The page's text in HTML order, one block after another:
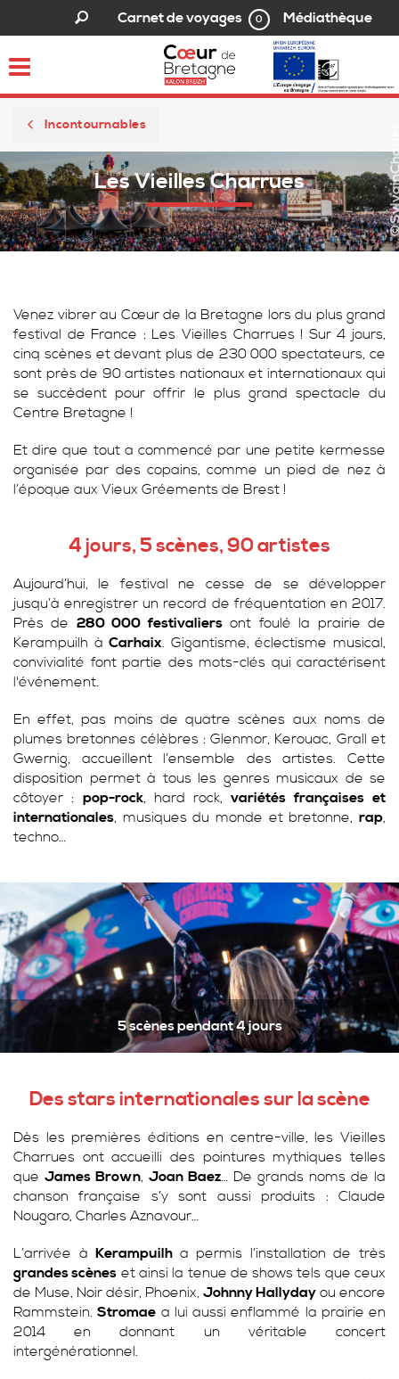
Carnet de voyages 0 Médiathèque
Toggle
Incontournables
Les Vieilles Charrues
Venez vibrer au Cœur de la Bretagne lors du plus grand
festival de France : Les Vieilles Charrues ! Sur 4 jours,
cinq scènes et devant plus de 230 000 spectateurs, ce
sont près de 90 artistes nationaux et internationaux qui
se succèdent pour offrir le plus grand spectacle du
Centre Bretagne !
Et dire que tout a commencé par une petite kermesse
organisée par des copains, comme un pied de nez à
l’époque aux Vieux Gréements de Brest !
4 jours, 5 scènes, 90 artistes
Aujourd’hui, le festival ne cesse de se développer
jusqu’à enregistrer un record de fréquentation en 2017.
Près de 280 000 festivaliersont foulé la prairie de
Kerampuilh àCarhaix. Gigantisme, éclectisme musical,
convivialité font partie des mots-clés qui caractérisent
l'événement.
En effet, pas moins de quatre scènes aux noms de
plumes bretonnes célèbres : Glenmor, Kerouac, Grall et
Gwernig, accueillent l’ensemble des artistes. Cette
disposition permet à tous les genres musicaux de se
côtoyer : pop-rock, hard rock,variétés françaises et
internationales, musiques du monde et bretonne, rap,
techno…
5 scènes pendant 4 jours
Des stars internationales sur la scène
Dès les premières éditions en centre-ville, les Vieilles
Charrues ont accueilli des pointures mythiques telles
que James Brown, Joan Baez… De grands noms de la
chanson française s’y sont aussi produits : Claude
Nougaro, Charles Aznavour…
L’arrivée àKerampuilh a permis l’installation de très
grandes scènes et ainsi la tenue de shows tels que ceux
de Muse, Noir désir, Phoenix, Johnny Hallyday ou encore
Rammstein.Stromae a lui aussi enflammé la prairie en
2014 en donnant un véritable concert
intergénérationnel.